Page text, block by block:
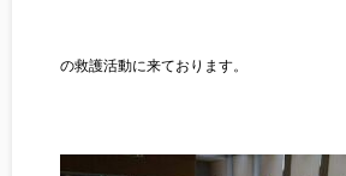
の救護活動に来ております。